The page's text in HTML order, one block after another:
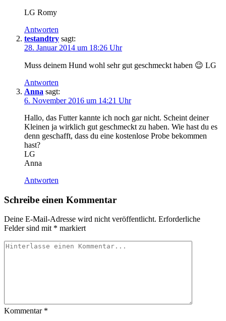
LG Romy
Antworten
testandtry sagt:
28. Januar 2014 um 18:26 Uhr
Muss deinem Hund wohl sehr gut geschmeckt haben 😉 LG
Antworten
Anna sagt:
6. November 2016 um 14:21 Uhr
Hallo, das Futter kannte ich noch gar nicht. Scheint deiner
Kleinen ja wirklich gut geschmeckt zu haben. Wie hast du es
denn geschafft, dass du eine kostenlose Probe bekommen
hast?
LG
Anna
Antworten
Schreibe einen Kommentar
Deine E-Mail-Adresse wird nicht veröffentlicht. Erforderliche
Felder sind mit * markiert
Kommentar *